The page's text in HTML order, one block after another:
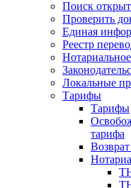
Поиск
Проверить
Единая
Реестр
Локальные
Тарифы
Тарифы
тарифа